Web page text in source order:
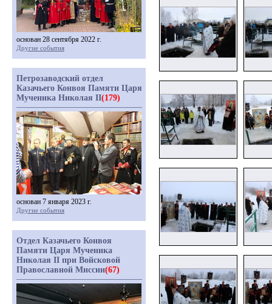
основан 28 сентября 2022 г.
Другие события
Петрозаводский отдел
Казачьего Конвоя Памяти Царя
Мученика Николая II(179)
основан 7 января 2023 г.
Другие события
Отдел Казачьего Конвоя
Памяти Царя Мученика
Николая II при Войсковой
Православной Миссии(67)